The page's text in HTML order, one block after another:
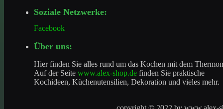
Soziale Netzwerke:
Facebook
Über uns:
Hier finden Sie alles rund um das Kochen mit dem
Auf der Seite www.alex-shop.de finden Sie praktische
Kochideen, Küchenutensilien, Dekoration und vieles mehr.